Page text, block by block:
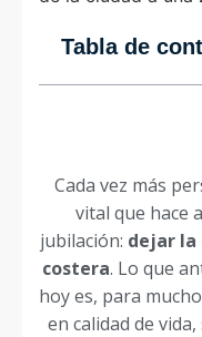
Tabla de
Cada vez más
vital que hace
jubilación: dejar la
costera. Lo que
hoy es, para
en calidad de